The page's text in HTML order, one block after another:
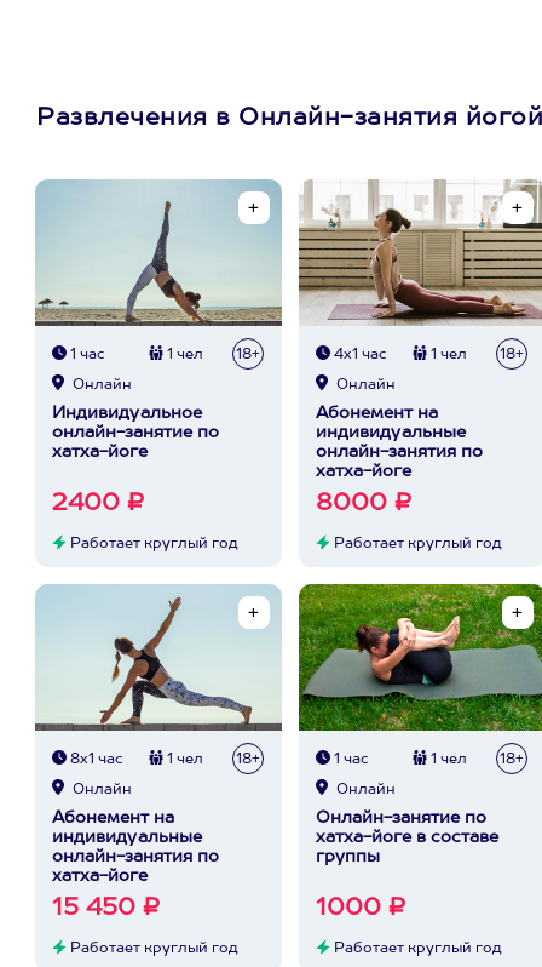
Развлечения в Онлайн-занятия йогой
1 час 1 чел 18+
Онлайн
Индивидуальное
онлайн-занятие по
хатха-йоге
2400 ₽
Работает круглый год
4х1 час 1 чел 18+
Онлайн
Абонемент на
индивидуальные
онлайн-занятия по
хатха-йоге
8000 ₽
Работает круглый год
8х1 час 1 чел 18+
Онлайн
Абонемент на
индивидуальные
онлайн-занятия по
хатха-йоге
15 450 ₽
Работает круглый год
1 час 1 чел 18+
Онлайн
Онлайн-занятие по
хатха-йоге в составе
группы
1000 ₽
Работает круглый год